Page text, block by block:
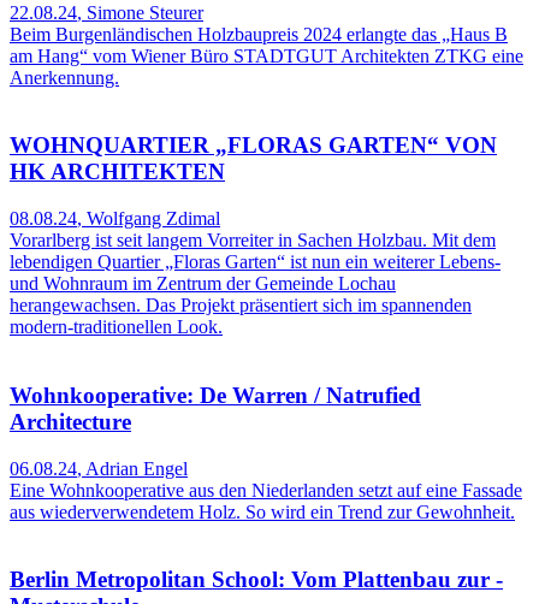
22.08.24, Simone Steurer
Beim Burgenländischen Holzbaupreis 2024 erlangte das „Haus B
am Hang“ vom Wiener Büro STADTGUT Architekten ZTKG eine
Anerkennung.
WOHNQUARTIER „FLORAS GARTEN“ VON
HK ARCHITEKTEN
08.08.24, Wolfgang Zdimal
Vorarlberg ist seit langem Vorreiter in Sachen Holzbau. Mit dem
lebendigen Quartier „Floras Garten“ ist nun ein weiterer Lebens-
und Wohnraum im Zentrum der Gemeinde Lochau
herangewachsen. Das Projekt präsentiert sich im spannenden
modern-traditionellen Look.
Wohnkooperative: De Warren / Natrufied
Architecture
06.08.24, Adrian Engel
Eine Wohnkooperative aus den Niederlanden setzt auf eine Fassade
aus wiederverwendetem Holz. So wird ein Trend zur Gewohnheit.
Berlin Metropolitan School: Vom Plattenbau zur ­